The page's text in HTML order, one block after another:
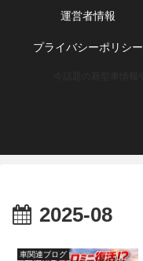
運営者情報
プライバシーポリシー
2025-08
車関連ブログ